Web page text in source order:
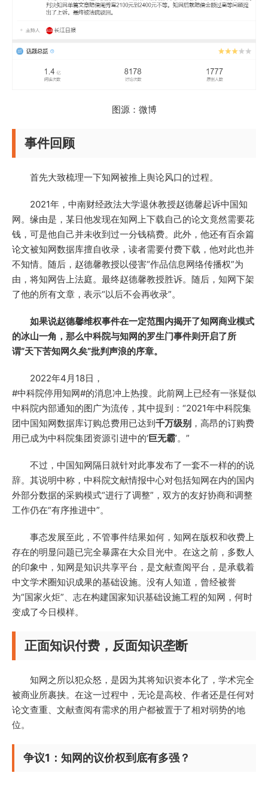
图源：微博
事件回顾
首先大致梳理一下知网被推上舆论风口的过程。
2021年，中南财经政法大学退休教授赵德馨起诉中国知
网。缘由是，某日他发现在知网上下载自己的论文竟然需要花
钱，可是他自己并未收到过一分钱稿费。此外，他还有百余篇
论文被知网数据库擅自收录，读者需要付费下载，他对此也并
不知情。随后，赵德馨教授以侵害“作品信息网络传播权”为
由，将知网告上法庭。最终赵德馨教授胜诉。随后，知网下架
了他的所有文章，表示“以后不会再收录”。
如果说赵德馨维权事件在一定范围内揭开了知网商业模式
的冰山一角，那么中科院与知网的罗生门事件则开启了所
谓“天下苦知网久矣”批判声浪的序章。
2022年4月18日，
#中科院停用知网#的消息冲上热搜。此前网上已经有一张疑似
中科院内部通知的图广为流传，其中提到：“2021年中科院集
团中国知网数据库订购总费用已达到千万级别 ，高昂的订购费
用已成为中科院集团资源引进中的‘巨无霸’。”
不过，中国知网隔日就针对此事发布了一套不一样的的说
辞。其说明中称，中科院文献情报中心对包括知网在内的国内
外部分数据的采购模式“进行了调整”，双方的友好协商和调整
工作仍在“有序推进中”。
事态发展至此，不管事件结果如何，知网在版权和收费上
存在的明显问题已完全暴露在大众目光中。在这之前，多数人
的印象中，知网是知识共享平台，是文献查阅平台，是承载着
中文学术圈知识成果的基础设施。没有人知道，曾经被誉
为“国家火炬”、志在构建国家知识基础设施工程的知网，何时
变成了今日模样。
正面知识付费，反面知识垄断
知网之所以犯众怒，是因为其将知识资本化了，学术完全
被商业所裹挟。在这一过程中，无论是高校、作者还是任何对
论文查重、文献查阅有需求的用户都被置于了相对弱势的地
位。
争议1：知网的议价权到底有多强？